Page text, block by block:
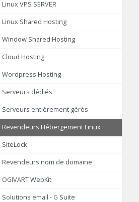
Linux VPS SERVER
Linux Shared Hosting
Window Shared Hosting
Cloud Hosting
Wordpress Hosting
Serveurs dédiés
Serveurs entièrement gérés
Revendeurs Hébergement Linux
SiteLock
Revendeurs nom de domaine
OGIVART WebKit
Solutions email - G Suite